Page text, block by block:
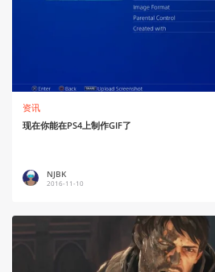
资讯
现在你能在PS4上制作GIF了
NJBK
2016-11-10